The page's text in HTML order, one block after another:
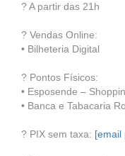
? A partir das 21h
? Vendas Online:
• Bilheteria Digital
? Pontos Físicos:
• Esposende –
• Banca e Tabacaria
? PIX sem taxa: [email